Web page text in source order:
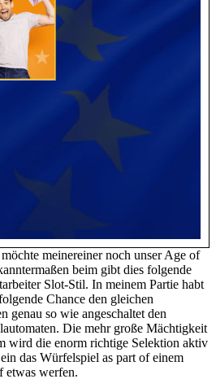
meinereiner noch unser Age of
beim gibt dies folgende
Slot-Stil. In meinem Partie habt
Chance den gleichen
genau so wie angeschaltet den
Die mehr große Mächtigkeit
wird die enorm richtige Selektion aktiv
das Würfelspiel as part of einem
etwas werfen.